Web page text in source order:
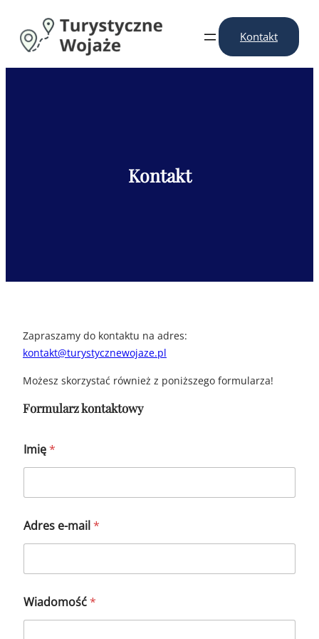
treści
Kontakt
Kontakt
Zapraszamy do kontaktu na adres:
kontakt@turystycznewojaze.pl
Możesz skorzystać również z poniższego formularza!
Formularz kontaktowy
Imię*
-
m
i
W
i
a
Adres e-mail*
Wiadomość*